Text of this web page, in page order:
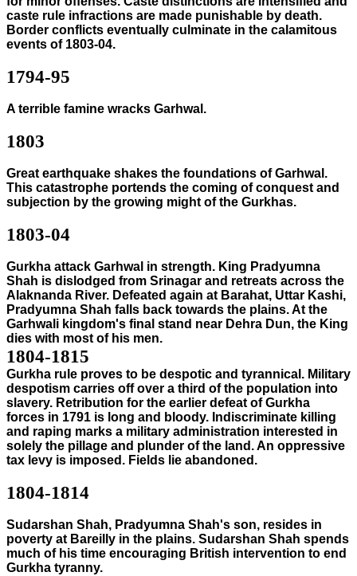
caste rule infractions are made punishable by death.
Border conflicts eventually culminate in the calamitous
events of 1803-04.
1794-95
A terrible famine wracks Garhwal.
1803
Great earthquake shakes the foundations of Garhwal.
This catastrophe portends the coming of conquest and
subjection by the growing might of the Gurkhas.
1803-04
Gurkha attack Garhwal in strength. King Pradyumna
Shah is dislodged from Srinagar and retreats across the
Alaknanda River. Defeated again at Barahat, Uttar Kashi,
Pradyumna Shah falls back towards the plains. At the
Garhwali kingdom's final stand near Dehra Dun, the King
dies with most of his men.
1804-1815
Gurkha rule proves to be despotic and tyrannical. Military
despotism carries off over a third of the population into
slavery. Retribution for the earlier defeat of Gurkha
forces in 1791 is long and bloody. Indiscriminate killing
and raping marks a military administration interested in
solely the pillage and plunder of the land. An oppressive
tax levy is imposed. Fields lie abandoned.
1804-1814
Sudarshan Shah, Pradyumna Shah's son, resides in
poverty at Bareilly in the plains. Sudarshan Shah spends
much of his time encouraging British intervention to end
Gurkha tyranny.